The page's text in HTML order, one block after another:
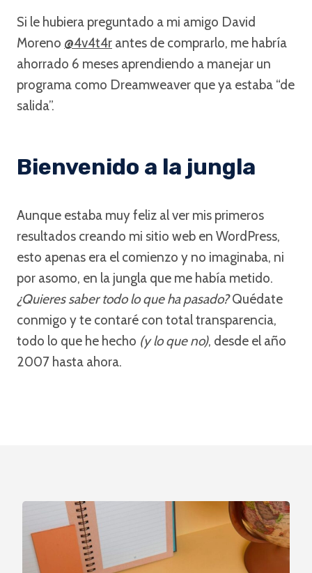
Si le hubiera preguntado a mi amigo David
Moreno @4v4t4r antes de comprarlo, me habría
ahorrado 6 meses aprendiendo a manejar un
programa como Dreamweaver que ya estaba “de
salida”.
Bienvenido a la jungla
Aunque estaba muy feliz al ver mis primeros
resultados creando mi sitio web en WordPress,
esto apenas era el comienzo y no imaginaba, ni
por asomo, en la jungla que me había metido.
¿Quieres saber todo lo que ha pasado? Quédate
conmigo y te contaré con total transparencia,
todo lo que he hecho (y lo que no), desde el año
2007 hasta ahora.